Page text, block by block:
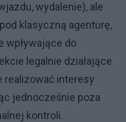
wydalenie), ale
klasyczną agenturę,
wpływające do
legalnie działające
realizować interesy
jednocześnie poza
kontroli.